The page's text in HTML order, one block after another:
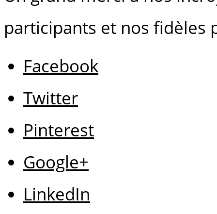
participants et nos fidèles
Facebook
Twitter
Pinterest
Google+
LinkedIn